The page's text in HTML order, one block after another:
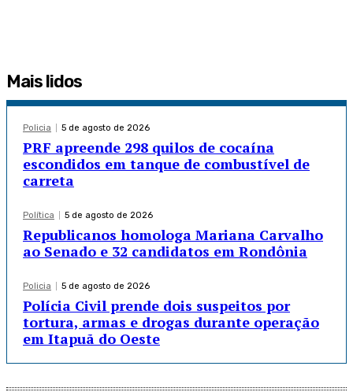
Mais lidos
Policia 5 de agosto de 2026
PRF apreende 298 quilos de cocaína
escondidos em tanque de combustível de
carreta
Política 5 de agosto de 2026
Republicanos homologa Mariana Carvalho
ao Senado e 32 candidatos em Rondônia
Policia 5 de agosto de 2026
Polícia Civil prende dois suspeitos por
tortura, armas e drogas durante operação
em Itapuã do Oeste